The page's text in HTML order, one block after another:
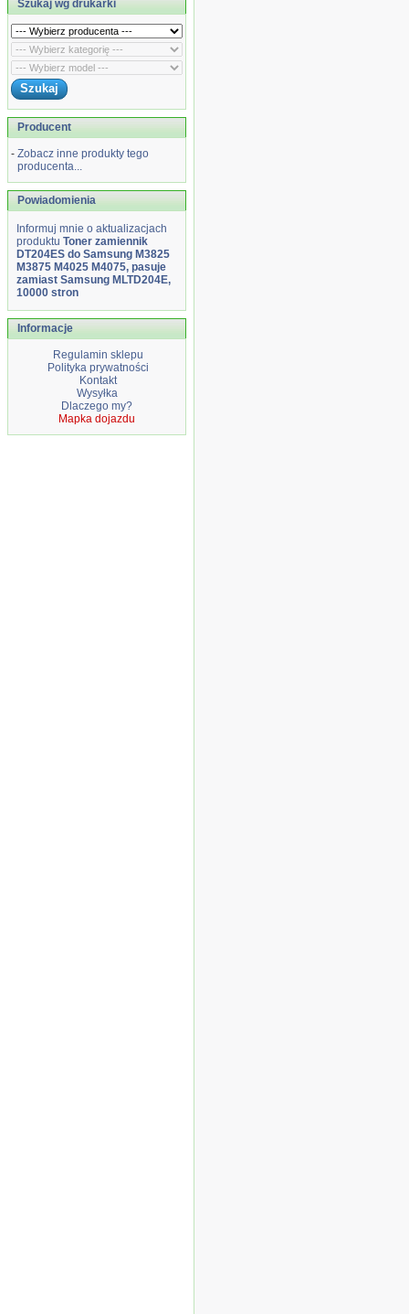
Szukaj wg drukarki
Producent
- Zobacz inne produkty tego
producenta...
Powiadomienia
Informuj mnie o aktualizacjach
produktu Toner zamiennik
DT204ES do Samsung M3825
M3875 M4025 M4075, pasuje
zamiast Samsung MLTD204E,
10000 stron
Informacje
Regulamin sklepu
Polityka prywatności
Kontakt
Wysyłka
Dlaczego my?
Mapka dojazdu